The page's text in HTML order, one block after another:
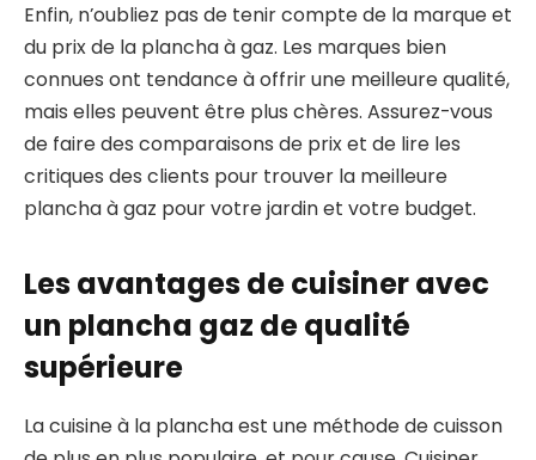
Enfin, n’oubliez pas de tenir compte de la marque et
du prix de la plancha à gaz. Les marques bien
connues ont tendance à offrir une meilleure qualité,
mais elles peuvent être plus chères. Assurez-vous
de faire des comparaisons de prix et de lire les
critiques des clients pour trouver la meilleure
plancha à gaz pour votre jardin et votre budget.
Les avantages de cuisiner avec
un plancha gaz de qualité
supérieure
La cuisine à la plancha est une méthode de cuisson